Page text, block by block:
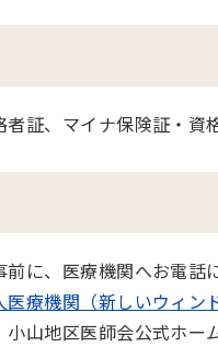
証、マイナ保険証・資
に、医療機関へお電話
療機関（新しいウィン
山地区医師会公式ホー